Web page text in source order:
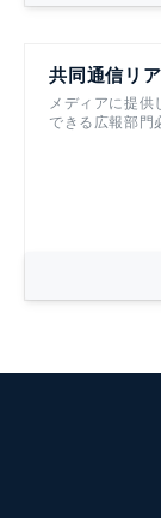
共同通信リ
メディアに提供
できる広報部門